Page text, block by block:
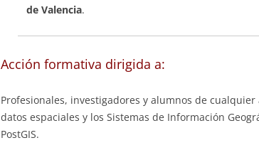
de Valencia.
Acción formativa dirigida a:
Profesionales, investigadores y alumnos de
datos espaciales y los Sistemas de Información
PostGIS.